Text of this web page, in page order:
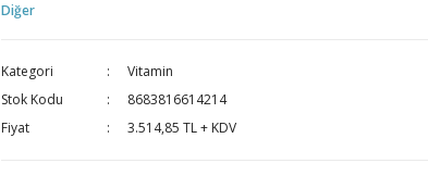
Diğer
Kategori
Vitamin
Stok Kodu
8683816614214
Fiyat
3.514,85 TL + KDV